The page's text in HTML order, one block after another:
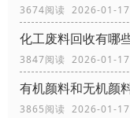
3674阅读 2026-01-
化工废料回收有哪
3847阅读 2026-01-
有机颜料和无机颜
3865阅读 2026-01-